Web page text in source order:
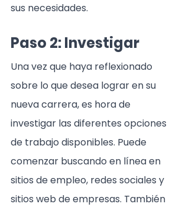
sus necesidades.
Paso 2: Investigar
Una vez que haya reflexionado
sobre lo que desea lograr en su
nueva carrera, es hora de
investigar las diferentes opciones
de trabajo disponibles. Puede
comenzar buscando en línea en
sitios de empleo, redes sociales y
sitios web de empresas. También